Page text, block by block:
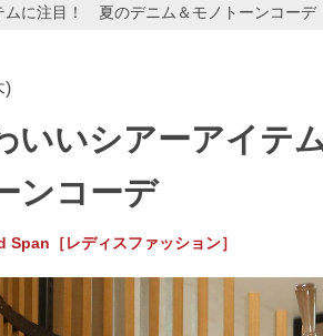
ムに注目！ 夏のデニム＆モノトーンコーデ
)
いいシアーアイテ
ンコーデ
Span［レディスファッション］